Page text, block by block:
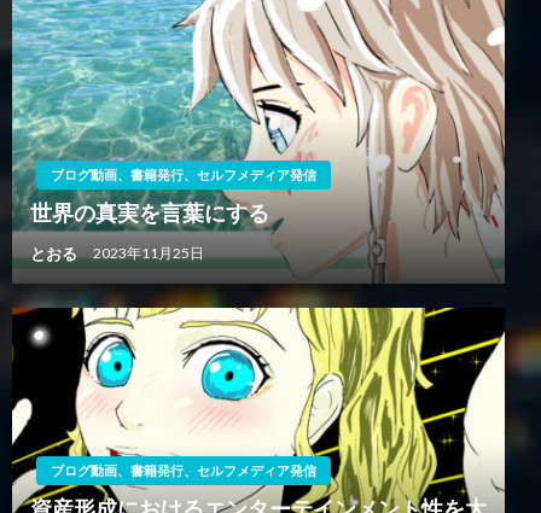
ン
ブログ動画、書籍発行、セルフメディア発信
世界の真実を言葉にする
とおる 2023年11月25日
ブログ動画、書籍発行、セルフメディア発信